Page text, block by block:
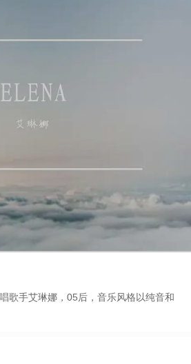
歌手艾琳娜，05后，音乐风格以纯音和